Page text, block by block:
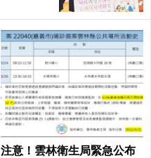
注意！雲林衛生局緊急公布